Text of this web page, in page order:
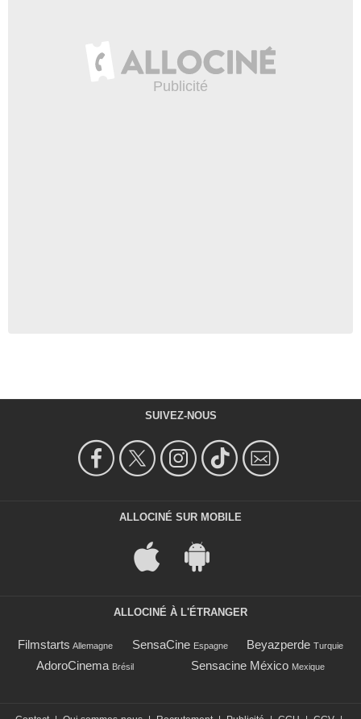
SUIVEZ-NOUS
ALLOCINÉ SUR MOBILE
ALLOCINÉ À L'ÉTRANGER
Filmstarts Allemagne SensaCine Espagne Beyazperde Turquie
AdoroCinema Brésil Sensacine México Mexique